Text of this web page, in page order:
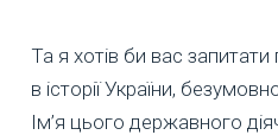
Та я хотів би вас
в історії України,
Ім’я цього державного